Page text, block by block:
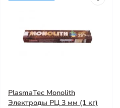
PlasmaTec Monolith
Электроды РЦ 3 мм (1 кг)